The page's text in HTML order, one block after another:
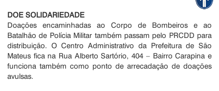
DOE SOLIDARIEDADE
Doações encaminhadas ao Corpo de Bombeiros e ao
Batalhão de Polícia Militar também passam pelo PRCDD para
distribuição. O Centro Administrativo da Prefeitura de São
Mateus fica na Rua Alberto Sartório, 404 – Bairro Carapina e
funciona também como ponto de arrecadação de doações
avulsas.